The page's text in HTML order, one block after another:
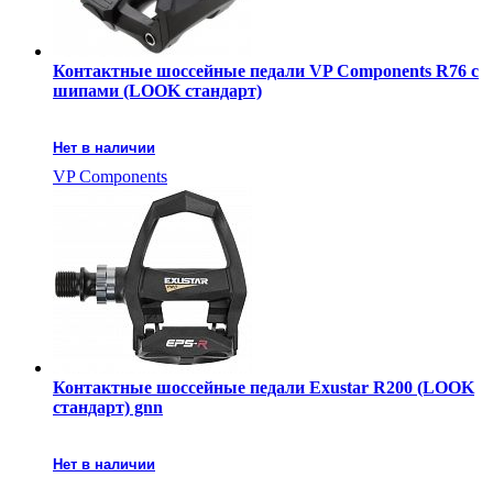
Контактные шоссейные педали VP Components R76 c
шипами (LOOK стандарт)
Нет в наличии
VP Components
Контактные шоссейные педали Exustar R200 (LOOK
стандарт) gnn
Нет в наличии